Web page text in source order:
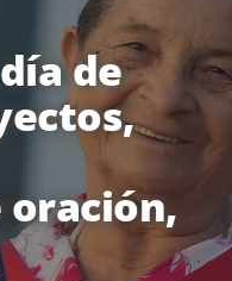
de
oración,